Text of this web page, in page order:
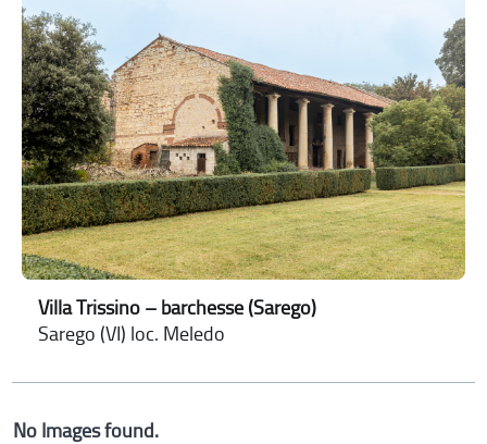
Villa Trissino – barchesse (Sarego)
Sarego (VI) loc. Meledo
No Images found.